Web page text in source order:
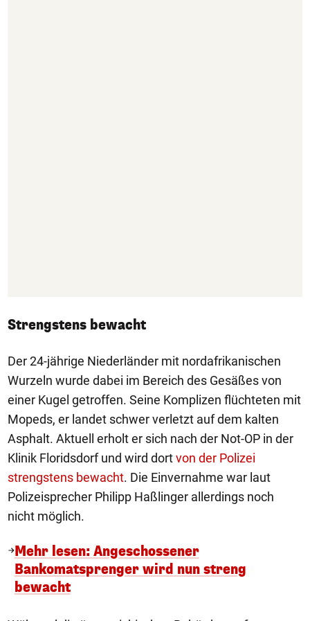
Strengstens bewacht
Der 24-jährige Niederländer mit nordafrikanischen
Wurzeln wurde dabei im Bereich des Gesäßes von
einer Kugel getroffen. Seine Komplizen flüchteten mit
Mopeds, er landet schwer verletzt auf dem kalten
Asphalt. Aktuell erholt er sich nach der Not-OP in der
Klinik Floridsdorf und wird dortvon der Polizei
strengstens bewacht. Die Einvernahme war laut
Polizeisprecher Philipp Haßlinger allerdings noch
nicht möglich.
Mehr lesen: Angeschossener
Bankomatsprenger wird nun streng
bewacht